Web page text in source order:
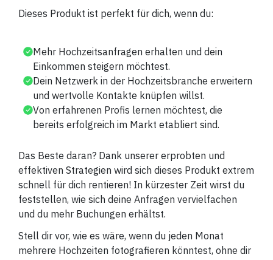
Dieses Produkt ist perfekt für dich, wenn du:
Mehr Hochzeitsanfragen erhalten und dein
Einkommen steigern möchtest.
Dein Netzwerk in der Hochzeitsbranche erweitern
und wertvolle Kontakte knüpfen willst.
Von erfahrenen Profis lernen möchtest, die
bereits erfolgreich im Markt etabliert sind.
Das Beste daran? Dank unserer erprobten und
effektiven Strategien wird sich dieses Produkt extrem
schnell für dich rentieren! In kürzester Zeit wirst du
feststellen, wie sich deine Anfragen vervielfachen
und du mehr Buchungen erhältst.
Stell dir vor, wie es wäre, wenn du jeden Monat
mehrere Hochzeiten fotografieren könntest, ohne dir